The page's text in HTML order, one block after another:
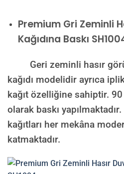
Premium Gri Zeminli
Kağıdına Baskı
Geri zeminli hasır
kağıdı modelidir ayrıca
kağıt özelliğine sahiptir. 90
olarak baskı
kağıtları her mekâna
katmaktadır.